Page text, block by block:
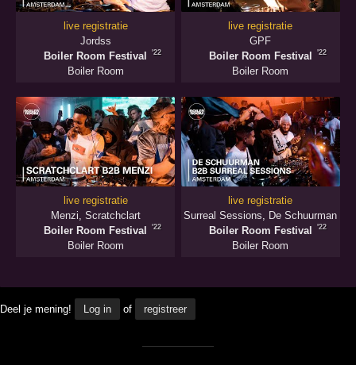
live registratie
Jordss
Boiler Room Festival
'22
Boiler Room
live registratie
GPF
Boiler Room Festival
'22
Boiler Room
live registratie
Menzi Scratchclart
Boiler Room Festival
'22
Boiler Room
live registratie
Surreal Sessions
De Schuurman
Boiler Room Festival
'22
Boiler Room
Deel je mening! Log in of registreer